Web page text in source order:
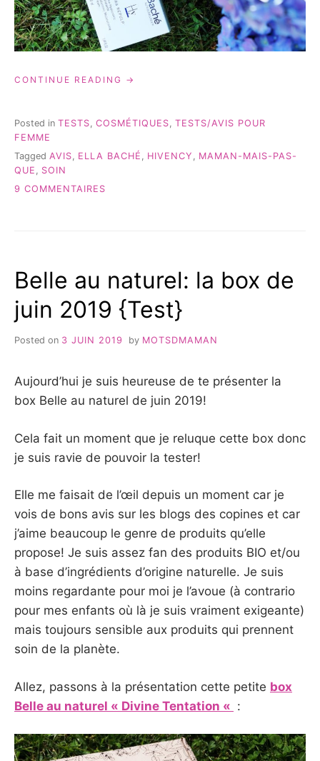
CONTINUE READING « ELLA
PRODUITS
CURE
Posted in TESTS COSMÉTIQUES TESTS/AVIS POUR
FEMME
Tagged AVIS, ELLA BACHÉ , HIVENCY , MAMAN-MAIS-PAS-
QUE , SOIN
9 COMMENTAIRES
UNE
CURE
D’HYDRATATION
Belle au naturel: la box de
juin 2019 {Test}
Posted on 3 JUIN 2019 by MOTSDMAMAN
Aujourd’hui je suis heureuse de te présenter la
box Belle au naturel de juin 2019!
Cela fait un moment que je reluque cette box donc
je suis ravie de pouvoir la tester!
Elle me faisait de l’œil depuis un moment car je
vois de bons avis sur les blogs des copines et car
j’aime beaucoup le genre de produits qu’elle
propose! Je suis assez fan des produits BIO et/ou
à base d’ingrédients d’origine naturelle. Je suis
moins regardante pour moi je l’avoue (à contrario
pour mes enfants où là je suis vraiment exigeante)
mais toujours sensible aux produits qui prennent
soin de la planète.
Allez, passons à la présentation cette petite box
Belle au naturel « Divine Tentation « :